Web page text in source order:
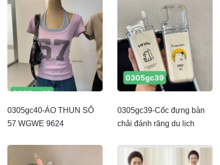
0305gc40-ÁO THUN SỐ
57 WGWE 9624
0305gc39-Cốc đựng bàn
chải đánh răng du lịch